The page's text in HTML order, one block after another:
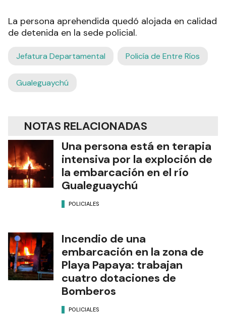
La persona aprehendida quedó alojada en calidad
de detenida en la sede policial.
Jefatura Departamental Policía de Entre Ríos
Gualeguaychú
NOTAS RELACIONADAS
Una persona está en terapia
intensiva por la exploción de
la embarcación en el río
Gualeguaychú
POLICIALES
Incendio de una
embarcación en la zona de
Playa Papaya: trabajan
cuatro dotaciones de
Bomberos
POLICIALES